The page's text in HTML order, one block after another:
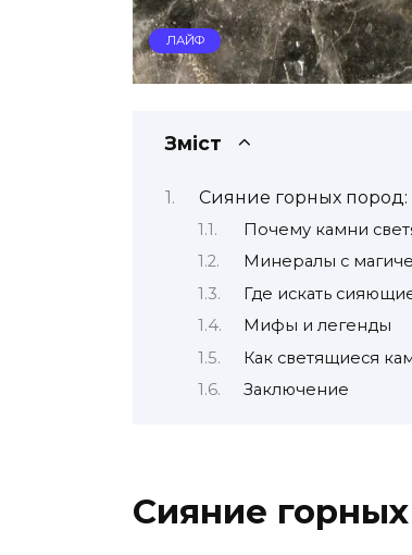
ЛАЙФ
Зміст
Сияние горных
Почему камни
Минералы с
Где искать
Мифы и легенды
Как светящиеся
Заключение
Сияние